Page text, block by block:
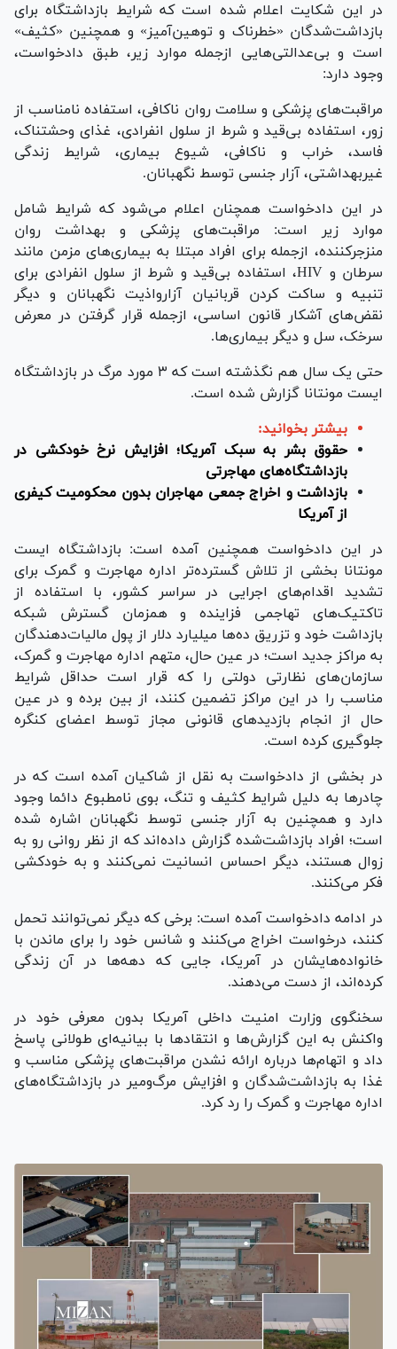
در این شکایت اعلام شده است که شرایط بازداشتگاه برای
بازداشت‌شدگان «خطرناک و توهین‌آمیز» و همچنین «کثیف»
است و بی‌عدالتی‌هایی ازجمله موارد زیر، طبق دادخواست،
وجود دارد:
مراقبت‌های پزشکی و سلامت روان ناکافی، استفاده نامناسب از
زور، استفاده بی‌قید و شرط از سلول انفرادی، غذای وحشتناک،
فاسد، خراب و ناکافی، شیوع بیماری، شرایط زندگی
غیربهداشتی، آزار جنسی توسط نگهبانان.
در این دادخواست همچنان اعلام می‌شود که شرایط شامل
موارد زیر است: مراقبت‌های پزشکی و بهداشت روان
منزجرکننده، ازجمله برای افراد مبتلا به بیماری‌های مزمن مانند
سرطان و HIV، استفاده بی‌قید و شرط از سلول انفرادی برای
تنبیه و ساکت کردن قربانیان آزارواذیت نگهبانان و دیگر
نقض‌های آشکار قانون اساسی، ازجمله قرار گرفتن در معرض
سرخک، سل و دیگر بیماری‌ها.
حتی یک سال هم نگذشته است که ۳ مورد مرگ در بازداشتگاه
ایست مونتانا گزارش شده است.
بیشتر بخوانید:
حقوق بشر به سبک آمریکا؛ افزایش نرخ خودکشی در
بازداشتگاه‌های مهاجرتی
بازداشت و اخراج جمعی مهاجران بدون محکومیت کیفری
از آمریکا
در این دادخواست همچنین آمده است: بازداشتگاه ایست
مونتانا بخشی از تلاش گسترده‌تر اداره مهاجرت و گمرک برای
تشدید اقدام‌های اجرایی در سراسر کشور، با استفاده از
تاکتیک‌های تهاجمی فزاینده و همزمان گسترش شبکه
بازداشت خود و تزریق ده‌ها میلیارد دلار از پول مالیات‌دهندگان
به مراکز جدید است؛ در عین حال، متهم اداره مهاجرت و گمرک،
سازمان‌های نظارتی دولتی را که قرار است حداقل شرایط
مناسب را در این مراکز تضمین کنند، از بین برده و در عین
حال از انجام بازدید‌های قانونی مجاز توسط اعضای کنگره
جلوگیری کرده است.
در بخشی از دادخواست به نقل از شاکیان آمده است که در
چادر‌ها به دلیل شرایط کثیف و تنگ، بوی نامطبوع دائما وجود
دارد و همچنین به آزار جنسی توسط نگهبانان اشاره شده
است؛ افراد بازداشت‌شده گزارش داده‌اند که از نظر روانی رو به
زوال هستند، دیگر احساس انسانیت نمی‌کنند و به خودکشی
فکر می‌کنند.
در ادامه دادخواست آمده است: برخی که دیگر نمی‌توانند تحمل
کنند، درخواست اخراج می‌کنند و شانس خود را برای ماندن با
خانواده‌هایشان در آمریکا، جایی که دهه‌ها در آن زندگی
کرده‌اند، از دست می‌دهند.
سخنگوی وزارت امنیت داخلی آمریکا بدون معرفی خود در
واکنش به این گزارش‌ها و انتقاد‌ها با بیانیه‌ای طولانی پاسخ
داد و اتهام‌ها درباره ارائه نشدن مراقبت‌های پزشکی مناسب و
غذا به بازداشت‌شدگان و افزایش مرگ‌ومیر در بازداشتگاه‌های
اداره مهاجرت و گمرک را رد کرد.